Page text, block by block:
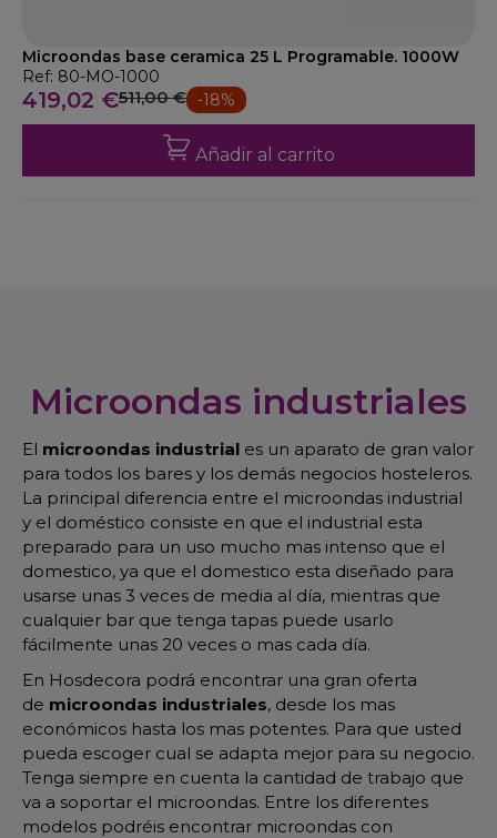
Microondas base ceramica 25 L Programable. 1000W
Ref: 80-MO-1000
419,02 €511,00 € -18%
Añadir al carrito
Microondas industriales
El microondas industrial es un aparato de gran valor
para todos los bares y los demás negocios hosteleros.
La principal diferencia entre el microondas industrial
y el doméstico consiste en que el industrial esta
preparado para un uso mucho mas intenso que el
domestico, ya que el domestico esta diseñado para
usarse unas 3 veces de media al día, mientras que
cualquier bar que tenga tapas puede usarlo
fácilmente unas 20 veces o mas cada día.
En Hosdecora podrá encontrar una gran oferta
de microondas industriales, desde los mas
económicos hasta los mas potentes. Para que usted
pueda escoger cual se adapta mejor para su negocio.
Tenga siempre en cuenta la cantidad de trabajo que
va a soportar el microondas. Entre los diferentes
modelos podréis encontrar microondas con